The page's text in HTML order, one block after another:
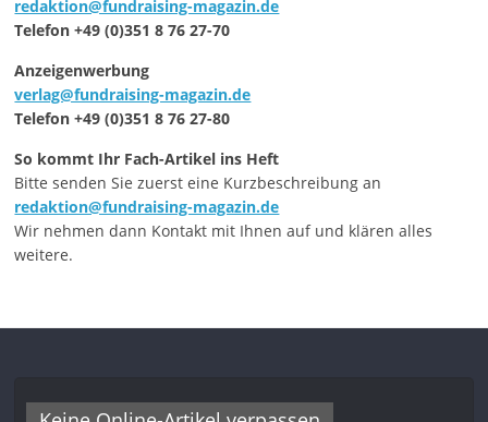
redaktion@fundraising-magazin.de
Telefon +49 (0)351 8 76 27-70
Anzeigenwerbung
verlag@fundraising-magazin.de
Telefon +49 (0)351 8 76 27-80
So kommt Ihr Fach-Artikel ins Heft
Bitte senden Sie zuerst eine Kurzbeschreibung an
redaktion@fundraising-magazin.de
Wir nehmen dann Kontakt mit Ihnen auf und klären alles
weitere.